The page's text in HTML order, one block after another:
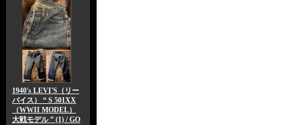
1940's LEVI'S（リー
バイス） “ S 501XX
（WWII MODEL）
大戦モデル ” (1) / GO